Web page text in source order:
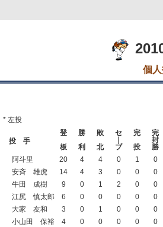
個
* 左投
投 手
登
板
勝
利
敗
北
セ
ブ
完
投
完
封
勝
阿斗里
20 4 4 0 1
0
安斉 雄虎
14 4 3 0 0
0
牛田 成樹
9 0 1 2 0
0
江尻 慎太郎
6 0 0 0 0
0
大家 友和
3 0 1 0 0
0
小山田 保裕
4 0 0 0 0
0